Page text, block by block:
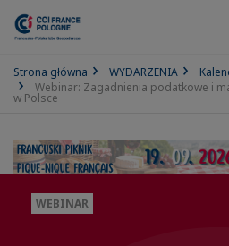
Strona główna WYDARZENIA
Webinar: Zagadnienia podatkowe i
w Polsce
WEBINAR